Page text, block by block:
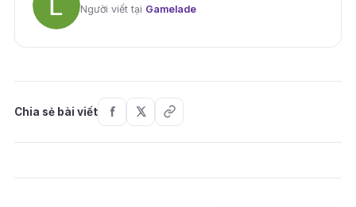
Người viết tại Gamelade
Chia sẻ bài viết